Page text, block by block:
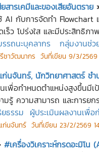
สารเคมีและของเสียอันตราย
AI กับการจัดทำ Flowchart
ร็ว โปร่งใส และมีประสิทธิภา
รถนะบุคลากร
กลุ่มงานช่ว
ชาวัฒนากร วันที่เขียน 9/3/2569
นจันทร์, นักวิทยาศาสตร์ ช
นเพื่อกำหนดตำแหน่งสูงขึ้นมี
รู้ ความสามารถ และการยก
ธรรม ผู้ประเมินผลงานเพื่
ก่นจันทร์ วันที่เขียน 23/2/2569
#เครื่องวิเคราะห์กรดอะมิโ